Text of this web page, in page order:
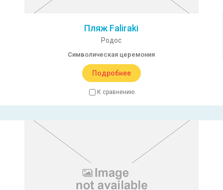
Пляж Faliraki
Родос
Символическая церемония
Подробнее
К сравнению